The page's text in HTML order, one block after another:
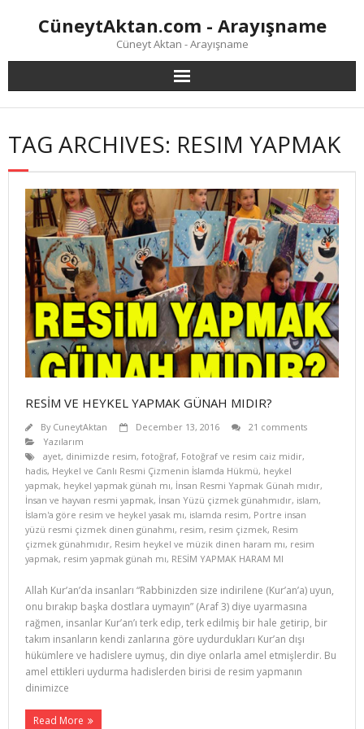
CüneytAktan.com - Arayışname
Cüneyt Aktan - Arayışname
TAG ARCHIVES: RESIM YAPMAK
RESİM VE HEYKEL YAPMAK GÜNAH MIDIR?
By CuneytAktan December 13, 2016
21 comments
Yazılarım
ayet, dinimizde resim, fotoğraf, Fotoğraf ve resim caiz midir,
hadis, Heykel ve Canlı Resmi Çizmenin İslamda Hükmü, heykel
yapmak, heykel yapmak günah mı, İnsan Resmi Yapmak Günah mıdır,
İnsan ve hayvan resmi yapmak, İnsan Yüzü çizmek günahmıdır, islam,
İslam'a göre resim ve heykel yasak mı, islamda resim, Portre insan
yüzü resmi çizmek dinen günahmı, resim, resim çizmek, Resim
çizmek günahmıdır, Resim heykel ve müzik dinen haram mı, resim
yapmak, resim yapmak günah mı, RESİM YAPMAK HARAM MI
Allah Kur’an’da insanları “Rabbinizden size indirilene (Kur’an’a) uyun,
onu bırakıp başka dostlara uymayın” (Araf 3) diye uyarmasına
rağmen, insanlar Kur’an’ı terk edip, terk edilmiş bir hale getirip, bir
takım insanların kendi zanlarına göre uydurdukları Kur’an dışı
hükümlere ve hadislere uymuş, din diye onlarla amel etmişlerdir. Bu
amel ettikleri uydurma hadislerden birisi de resim yapmanın
dinimizce
Read More